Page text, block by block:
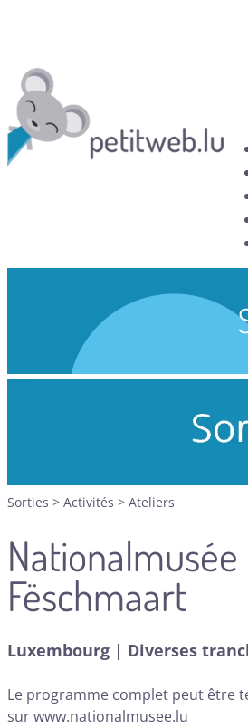
Sorties > Activités > Ateliers
Fëschmaart
Luxembourg | Diverses
Le programme complet peut être
surwww.nationalmusee.lu